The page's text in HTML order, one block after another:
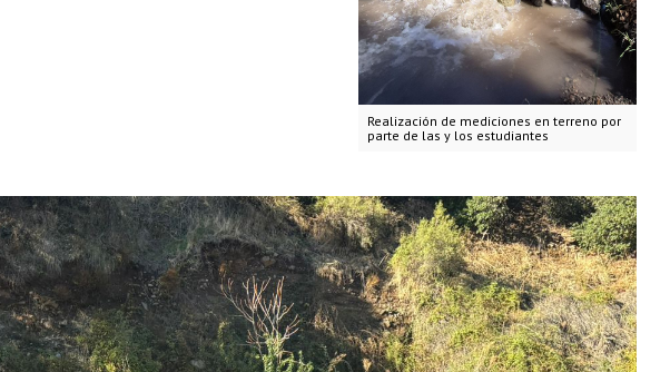
Realización de mediciones en terreno por
parte de las y los estudiantes